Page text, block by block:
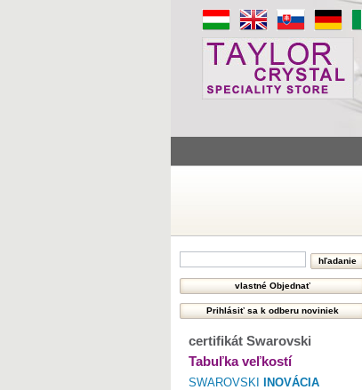
certifikát Swarovski
Tabuľka veľkostí
SWAROVSKI
INOVÁCIA